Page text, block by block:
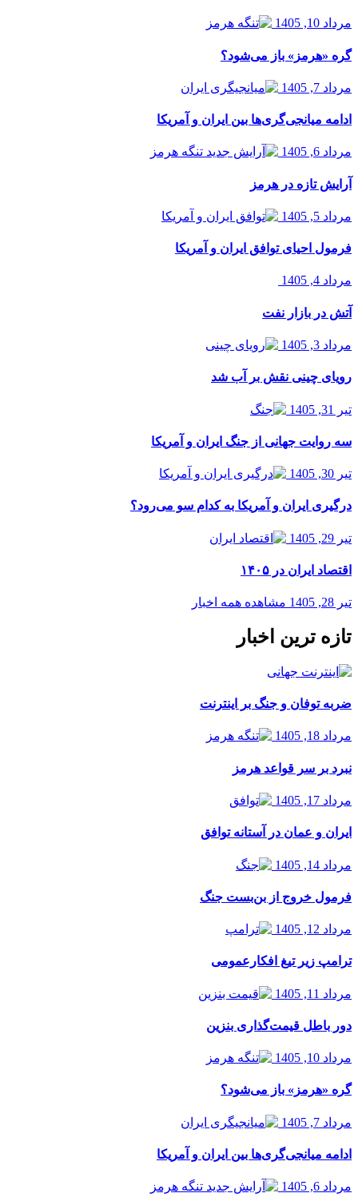
مرداد 10, 1405
گره «هرمز» باز می‌شود؟
مرداد 7, 1405
ادامه میانجی‌گری‌ها بین ایران و آمریکا
مرداد 6, 1405
آرایش تازه در هرمز
مرداد 5, 1405
فرمول احیای توافق ایران و آمریکا
مرداد 4, 1405
آتش در بازار نفت
مرداد 3, 1405
رویای چینی نقش بر آب شد
تیر 31, 1405
سه روایت جهانی از جنگ ایران و آمریکا
تیر 30, 1405
درگیری ایران و آمریکا به کدام سو می‌رود؟
تیر 29, 1405
اقتصاد ایران در ۱۴۰۵
تیر 28, 1405 مشاهده همه اخبار
تازه ترین اخبار
ضربه توفان و جنگ بر اینترنت
مرداد 18, 1405
نبرد بر سر قواعد هرمز
مرداد 17, 1405
ایران و عمان در آستانه توافق
مرداد 14, 1405
فرمول خروج از بن‌بست جنگ
مرداد 12, 1405
ترامپ زیر تیغ افکارعمومی
مرداد 11, 1405
دور باطل قیمت‌گذاری بنزین
مرداد 10, 1405
گره «هرمز» باز می‌شود؟
مرداد 7, 1405
ادامه میانجی‌گری‌ها بین ایران و آمریکا
مرداد 6, 1405